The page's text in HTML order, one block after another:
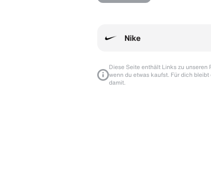
Nike
Diese Seite enthält Links zu unseren
wenn du etwas kaufst. Für dich
damit.